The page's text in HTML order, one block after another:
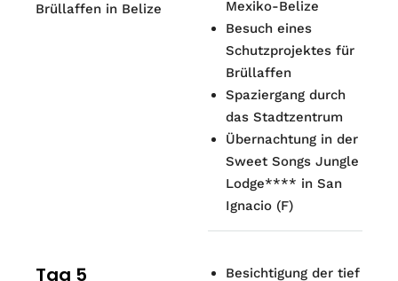
Brüllaffen in Belize
Mexiko-Belize
Besuch eines
Schutzprojektes für
Brüllaffen
Spaziergang durch
das Stadtzentrum
Übernachtung in der
Sweet Songs Jungle
Lodge**** in San
Ignacio (F)
Tag 5
Besichtigung der tief